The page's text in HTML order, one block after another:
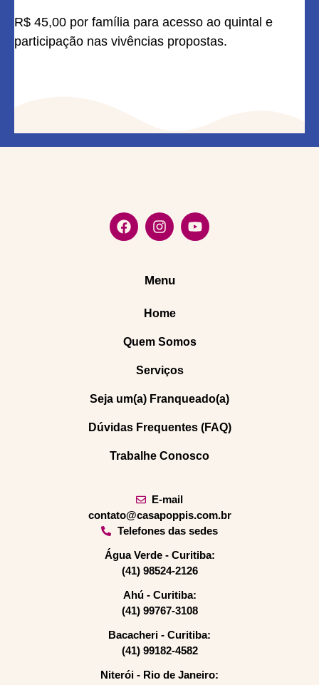
R$ 45,00 por família para acesso ao quintal e
participação nas vivências propostas.
Menu
Home
Quem Somos
Serviços
Seja um(a) Franqueado(a)
Dúvidas Frequentes (FAQ)
Trabalhe Conosco
E-mail
contato@casapoppis.com.br
Telefones das sedes
Água Verde - Curitiba:
(41) 98524-2126
Ahú - Curitiba:
(41) 99767-3108
Bacacheri - Curitiba:
(41) 99182-4582
Niterói - Rio de Janeiro: